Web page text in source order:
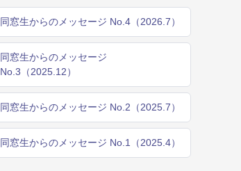
同窓生からのメッセージ No.4（2026.7）
同窓生からのメッセージ
No.3（2025.12）
同窓生からのメッセージ No.2（2025.7）
同窓生からのメッセージ No.1（2025.4）